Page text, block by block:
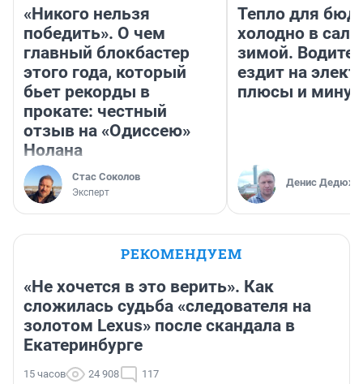
«Никого нельзя
победить». О чем
главный блокбастер
этого года, который
бьет рекорды в
прокате: честный
отзыв на «Одиссею»
Нолана
Стас Соколов
Эксперт
Тепло для
холодно в
зимой.
ездит на
плюсы и
Денис
РЕКОМЕНДУЕМ
«Не хочется в это верить». Как
сложилась судьба «следователя на
золотом Lexus» после скандала в
Екатеринбурге
15 часов 24 908 117